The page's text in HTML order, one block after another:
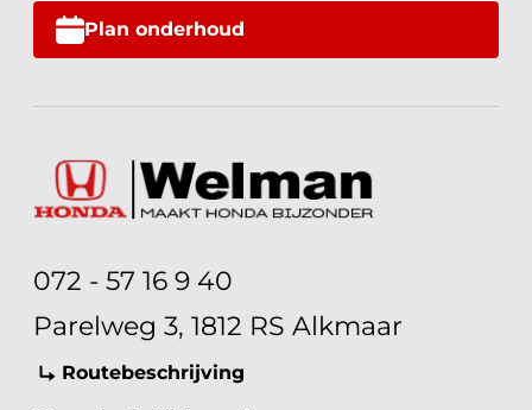
Plan onderhoud
072 - 57 16 9 40
Parelweg 3, 1812 RS Alkmaar
Routebeschrijving